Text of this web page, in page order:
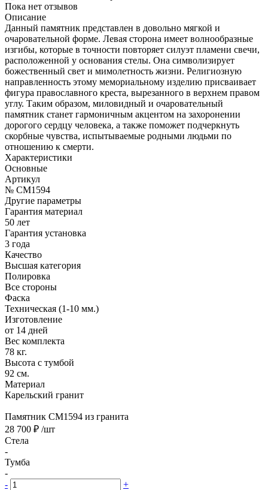
Пока нет отзывов
Описание
Данный памятник представлен в довольно мягкой и
очаровательной форме. Левая сторона имеет волнообразные
изгибы, которые в точности повторяет силуэт пламени свечи,
расположенной у основания стелы. Она символизирует
божественный свет и мимолетность жизни. Религиозную
направленность этому мемориальному изделию присваивает
фигура православного креста, вырезанного в верхнем правом
углу. Таким образом, миловидный и очаровательный
памятник станет гармоничным акцентом на захоронении
дорогого сердцу человека, а также поможет подчеркнуть
скорбные чувства, испытываемые родными людьми по
отношению к смерти.
Характеристики
Основные
Артикул
№ CM1594
Другие параметры
Гарантия материал
50 лет
Гарантия установка
3 года
Качество
Высшая категория
Полировка
Все стороны
Фаска
Техническая (1-10 мм.)
Изготовление
от 14 дней
Вес комплекта
78 кг.
Высота с тумбой
92 см.
Материал
Карельский гранит
Памятник CM1594 из гранита
28 700 ₽ /шт
Стела
-
Тумба
-
-
+